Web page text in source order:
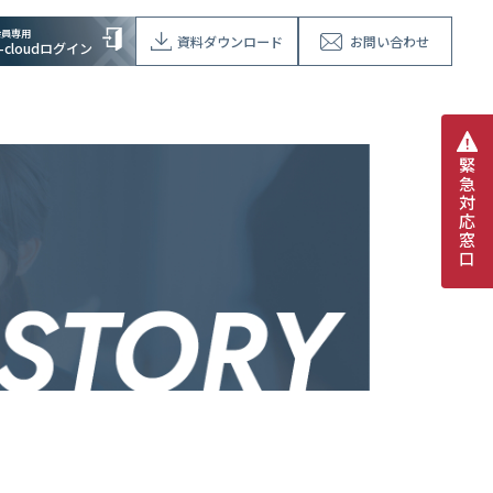
専用
cloudログイン 資料ダウンロード お問い合わせ
緊
急
対
応
窓
口